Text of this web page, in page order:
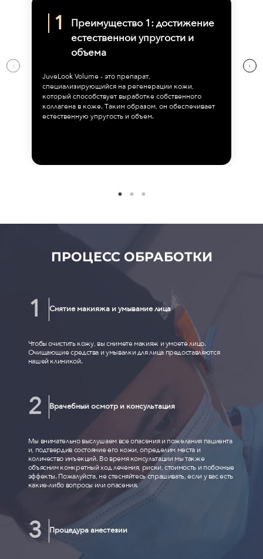
Преимущество 1: достижение
естественной упругости и
объема
JuveLook Volume - это препарат,
специализирующийся на регенерации кожи,
который способствует выработке собственного
коллагена в коже. Таким образом, он обеспечивает
естественную упругость и объем.
ПРОЦЕСС ОБРАБОТКИ
Снятие макияжа и умывание лица
Чтобы очистить кожу, вы снимете макияж и умоете лицо.
Очищающие средства и умывалки для лица предоставляются
нашей клиникой.
Врачебный осмотр и консультация
Мы внимательно выслушаем все опасения и пожелания пациента
и, подтвердив состояние его кожи, определим места и
количество инъекций. Во время консультации мы также
объясним конкретный ход лечения, риски, стоимость и побочные
эффекты. Пожалуйста, не стесняйтесь спрашивать, если у вас есть
какие-либо вопросы или опасения.
Процедура анестезии